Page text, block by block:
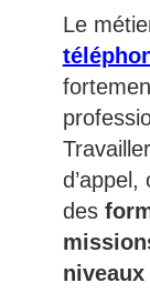
Le
d’appel,
des